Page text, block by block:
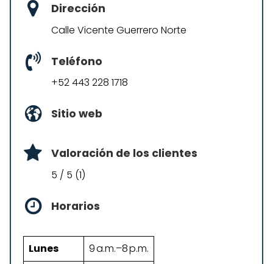
Dirección
Calle Vicente Guerrero Norte
Teléfono
+52 443 228 1718
Sitio web
Valoración de los clientes
5 / 5 (1)
Horarios
Lunes
9 a.m.–8 p.m.